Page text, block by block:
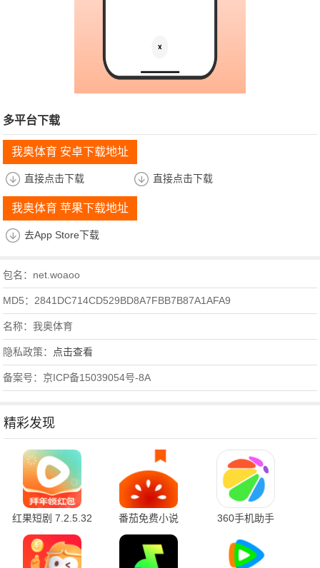
多平台下载
我奥体育 安卓下载地址
直接点击下载 直接点击下载
我奥体育 苹果下载地址
去App Store下载
包名：net.woaoo
MD5：2841DC714CD529BD8A7FBB7B87A1AFA9
名称：我奥体育
隐私政策： 点击查看
备案号：京ICP备15039054号-8A
精彩发现
红果短剧 7.2.5.32
官方版
番茄免费小说
7.2.5.32 安卓版
360手机助手